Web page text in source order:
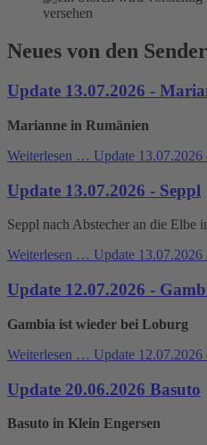
Neues von den
Update 13.07.2026 -
Marianne in Rumänien
Weiterlesen … Update 13.07.2026
Update 13.07.2026 - Seppl
Seppl nach Abstecher an die Elbe
Weiterlesen … Update 13.07.2026
Update 12.07.2026 -
Gambia ist wieder bei Loburg
Weiterlesen … Update 12.07.2026
Update 20.06.2026 Basuto
Basuto in Klein Engersen